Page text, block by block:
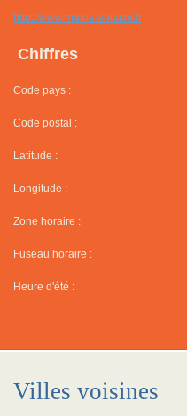
http://www.mairie-solaize.fr
Chiffres
Code pays :
Code postal :
Latitude :
Longitude :
Zone horaire :
Fuseau horaire :
Heure d'été :
Villes voisines